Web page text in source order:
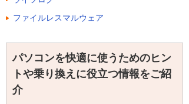
ファイルレスマルウェア
パソコンを快適に使うためのヒン
トや乗り換えに役立つ情報をご紹
介